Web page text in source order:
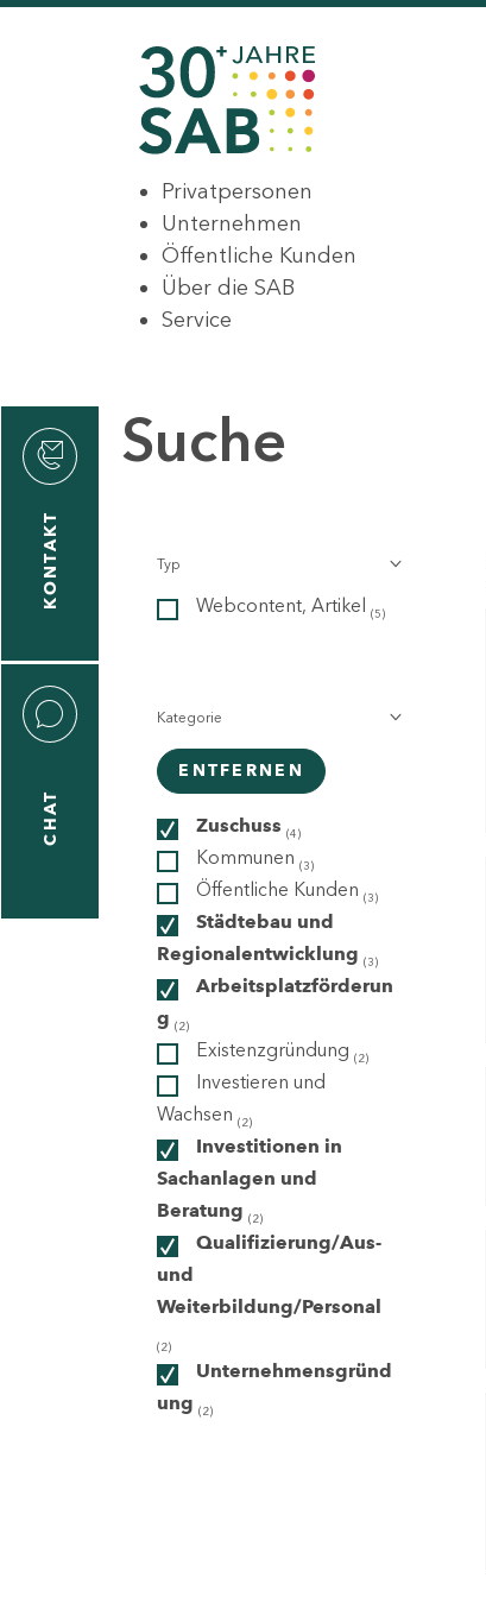
Privatpersonen
Unternehmen
Öffentliche Kunden
Über die SAB
Service
KONTAKT
CHAT
Suche
Typ
Webcontent, Artikel (5)
Kategorie
ENTFERNEN
Zuschuss (4)
Kommunen (3)
Öffentliche Kunden (3)
Städtebau und
Regionalentwicklung (3)
Arbeitsplatzförderun
g (2)
Existenzgründung (2)
Investieren und
Wachsen (2)
Investitionen in
Sachanlagen und
Beratung (2)
Qualifizierung/Aus-
und
Weiterbildung/Personal
(2)
Unternehmensgründ
ung (2)